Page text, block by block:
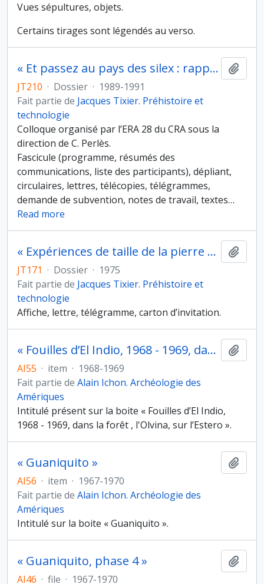
Vues sépultures, objets.
Certains tirages sont légendés au verso.
« Et passez au pays des silex : rapportez-nous des lames ! » et « Cogitations non-conclusives », communication puis conclusions des XIe Rencontres internationales d’Archéologie et d’Histoire d’Antibes « 25 ans d’études technologiques en Préhistoire », Juans-les-Pins, 18-20 octobre 1990 et préparation des actes
JT210 · Dossier · 1989-1991
Fait partie de Jacques Tixier. Préhistoire et
technologie
Colloque organisé par l’ERA 28 du CRA sous la
direction de C. Perlès.
Fascicule (programme, résumés des
communications, liste des participants), dépliant,
circulaires, lettres, télécopies, télégrammes,
demande de subvention, notes de travail, textes…
Read more
« Expériences de taille de la pierre » et « Recherches préhistoriques à Ksar’Aquil (Liban)", conférences à l’université de Salamanque, faculté de philosophie et Lettres, département de préhistoire et archéologie, les 28-29 avril 1975
JT171 · Dossier · 1975
Fait partie de Jacques Tixier. Préhistoire et
technologie
Affiche, lettre, télégramme, carton d’invitation.
« Fouilles d’El Indio, 1968 - 1969, dans la forêt , l'Olvina, sur l’Estero »
AI55 · item · 1968-1969
Fait partie de Alain Ichon. Archéologie des
Amériques
Intitulé présent sur la boite « Fouilles d’El Indio,
1968 - 1969, dans la forêt , l'Olvina, sur l’Estero ».
« Guaniquito »
AI56 · item · 1967-1970
Fait partie de Alain Ichon. Archéologie des
Amériques
Intitulé sur la boite « Guaniquito ».
« Guaniquito, phase 4 »
AI46 · file · 1967-1970